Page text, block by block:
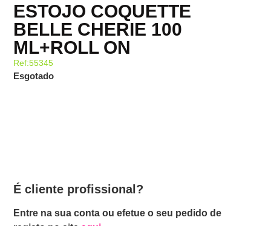
ESTOJO COQUETTE
BELLE CHERIE 100
ML+ROLL ON
Ref:55345
Esgotado
É cliente profissional?
Entre na sua conta ou efetue o seu pedido de